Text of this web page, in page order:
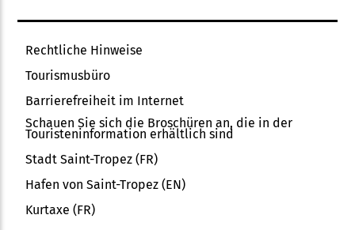
Rechtliche Hinweise
Tourismusbüro
Barrierefreiheit im Internet
Schauen Sie sich die Broschüren an, die in der
Touristeninformation erhältlich sind
Stadt Saint-Tropez (FR)
Hafen von Saint-Tropez (EN)
Kurtaxe (FR)